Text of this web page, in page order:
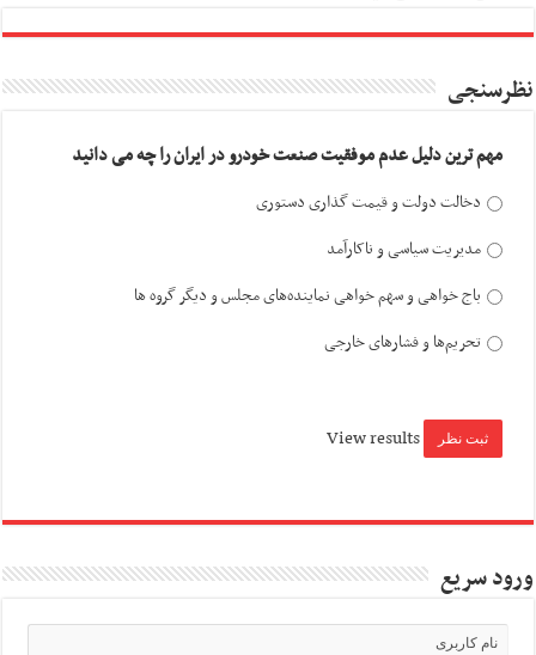
نظرسنجی
مهم ترین دلیل عدم موفقیت صنعت خودرو در ایران را چه می دانید
دخالت دولت و قیمت گذاری دستوری
مدیریت سیاسی و ناکارآمد
باج خواهی و سهم خواهی نماینده‌های مجلس و دیگر گروه ها
تحریم‌ها و فشارهای خارجی
View results
ورود سریع